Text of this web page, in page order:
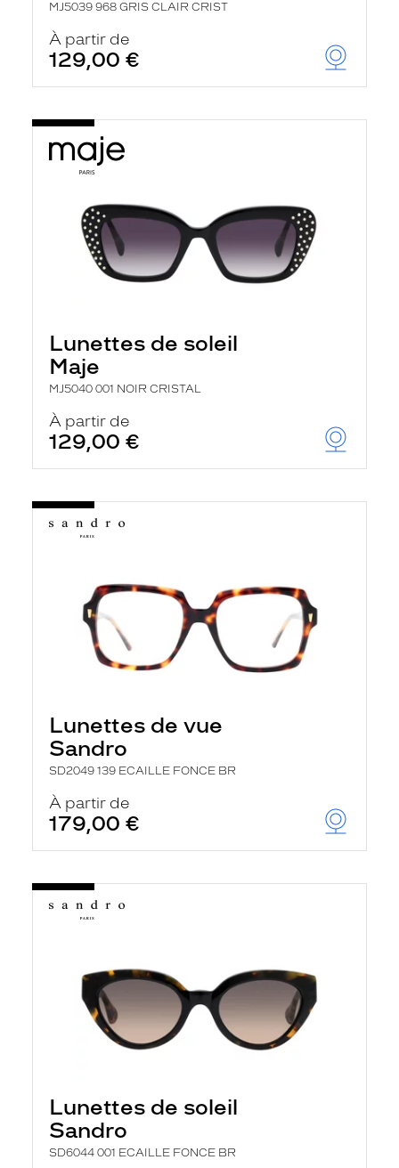
MJ5039 968 GRIS CLAIR CRIST
À partir de
129,00 €
Lunettes de soleil
Maje
MJ5040 001 NOIR CRISTAL
À partir de
129,00 €
Lunettes de vue
Sandro
SD2049 139 ECAILLE FONCE BR
À partir de
179,00 €
Lunettes de soleil
Sandro
SD6044 001 ECAILLE FONCE BR